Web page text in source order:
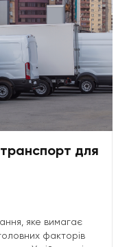
для
яке вимагає
факторів